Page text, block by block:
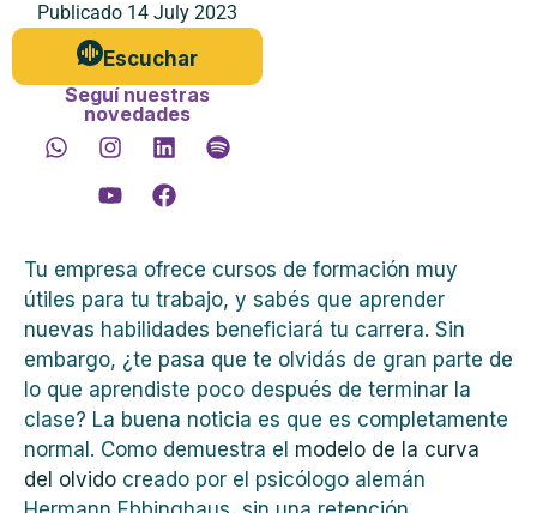
Publicado 14 July 2023
Escuchar
Seguí nuestras
novedades
Tu empresa ofrece cursos de formación muy
útiles para tu trabajo, y sabés que aprender
nuevas habilidades beneficiará tu carrera. Sin
embargo, ¿te pasa que te olvidás de gran parte de
lo que aprendiste poco después de terminar la
clase? La buena noticia es que es completamente
normal. Como demuestra el modelo de la curva
del olvido creado por el psicólogo alemán